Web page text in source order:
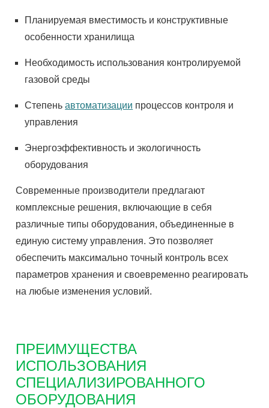
Планируемая вместимость и конструктивные
особенности хранилища
Необходимость использования контролируемой
газовой среды
Степеньавтоматизации процессов контроля и
управления
Энергоэффективность и экологичность
оборудования
Современные производители предлагают
комплексные решения, включающие в себя
различные типы оборудования, объединенные в
единую систему управления. Это позволяет
обеспечить максимально точный контроль всех
параметров хранения и своевременно реагировать
на любые изменения условий.
ПРЕИМУЩЕСТВА
ИСПОЛЬЗОВАНИЯ
СПЕЦИАЛИЗИРОВАННОГО
ОБОРУДОВАНИЯ